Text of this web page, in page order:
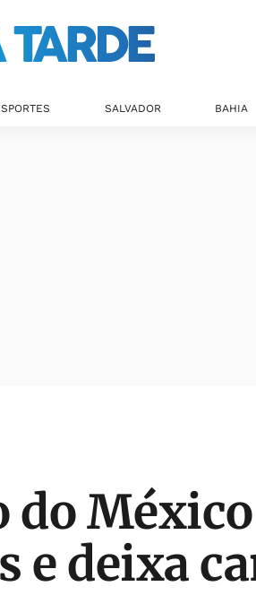
SALVADOR BAHIA
do
e deixa